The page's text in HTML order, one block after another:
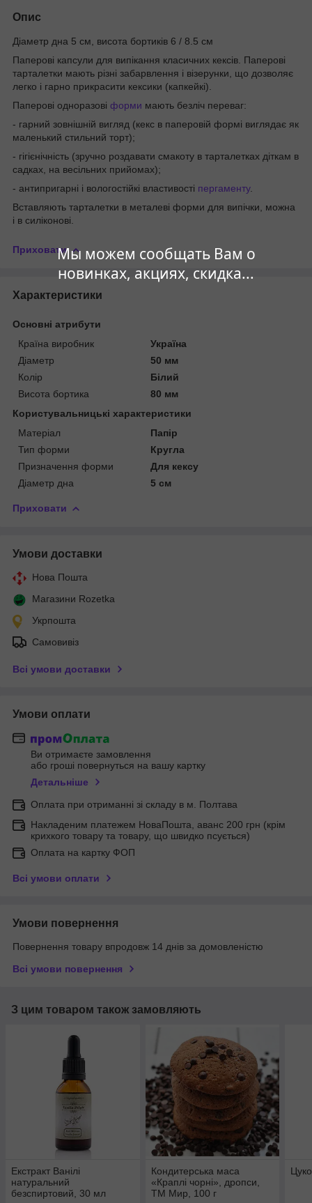
Мы можем сообщать Вам о
новинках, акциях, скидка...
Опис
Діаметр дна 5 см, висота бортиків 6 / 8.5 см
Паперові капсули для випікання класичних кексів. Паперові
тарталетки мають різні забарвлення і візерунки, що дозволяє
легко і гарно прикрасити кексики (капкейкі).
Паперові одноразові форми мають безліч переваг:
- гарний зовнішній вигляд (кекс в паперовій формі виглядає як
маленький стильний торт);
- гігієнічність (зручно роздавати смакоту в тарталетках діткам в
садках, на весільних прийомах);
- антипригарні і вологостійкі властивості пергаменту.
Вставляють тарталетки в металеві форми для випічки, можна
і в силіконові.
Приховати
Характеристики
Основні атрибути
Країна виробник
Україна
Діаметр
50 мм
Колір
Білий
Висота бортика
80 мм
Користувальницькі характеристики
Матеріал
Папір
Тип форми
Кругла
Призначення форми
Для кексу
Діаметр дна
5 см
Приховати
Умови доставки
Нова Пошта
Магазини Rozetka
Укрпошта
Самовивіз
Всі умови доставки
Умови оплати
Ви отримаєте замовлення
або гроші повернуться на вашу картку
Детальніше
Оплата при отриманні зі складу в м. Полтава
Накладеним платежем НоваПошта, аванс 200 грн (крім
крихкого товару та товару, що швидко псується)
Оплата на картку ФОП
Всі умови оплати
Умови повернення
Повернення товару впродовж 14 днів за домовленістю
Всі умови повернення
З цим товаром також замовляють
Екстракт Ванілі
натуральний
безспиртовий, 30 мл
Кондитерська маса
«Краплі чорні», дропси,
ТМ Мир, 100 г